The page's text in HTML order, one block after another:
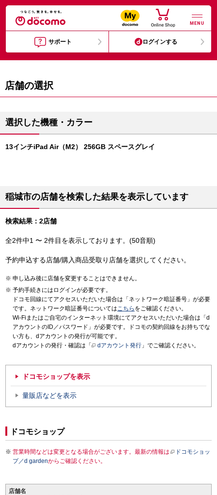
MENU
サポート ログインする
店舗の選択
選択した機種・カラー
13インチiPad Air（M2） 256GB スペースグレイ
稲城市の店舗を検索した結果を表示しています
検索結果：2店舗
全2件中1 〜 2件目を表示しております。(50音順)
予約申込する店舗/購入商品受取り店舗を選択してください。
申し込み後に店舗を変更することはできません。
予約手続きにはログインが必要です。
ドコモ回線にてアクセスいただいた場合は「ネットワーク暗証番号」が必要
です。ネットワーク暗証番号についてはこちら をご確認ください。
Wi-Fiまたはご自宅のインターネット環境にてアクセスいただいた場合は「d
アカウントのID／パスワード」が必要です。ドコモの契約回線をお持ちでな
い方も、dアカウントの発行が可能です。
dアカウントの発行・確認は「
dアカウント発行 」でご確認ください。
ドコモショップを表示
量販店などを表示
ドコモショップ
営業時間などは変更となる場合がございます。最新の情報は
ドコモショッ
プ／d gardenからご確認ください。
店舗名